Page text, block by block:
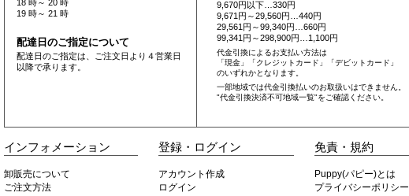
18 時～ 20 時
19 時～ 21 時
配達日のご指定について
配達日のご指定は、ご注文日より４営業日
以降で承ります。
9,670円以下…330円
9,671円～29,560円…440円
29,561円～99,340円…660円
99,341円～298,900円…1,100円
代金引換によるお支払い方法は
「現金」「クレジットカード」「デビットカード」
のいずれかとなります。
一部地域では代金引換払いのお取扱いはできません。
"代金引換決済不可地域一覧"をご確認ください。
インフォメーション
卸販売について
ご注文方法
登録・ログイン
アカウント作成
ログイン
免責・規約
Puppy(パピー)とは
プライバシーポリシー